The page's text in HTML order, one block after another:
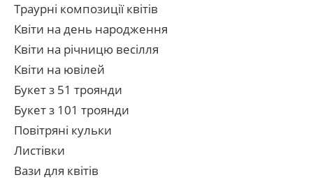
Траурні композиції квітів
Квіти на день народження
Квіти на річницю весілля
Квіти на ювілей
Букет з 51 троянди
Букет з 101 троянди
Повітряні кульки
Листівки
Вази для квітів